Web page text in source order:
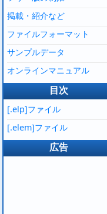
掲載・紹介など
ファイルフォーマット
サンプルデータ
オンラインマニュアル
目次
[.elp]ファイル
[.elem]ファイル
広告